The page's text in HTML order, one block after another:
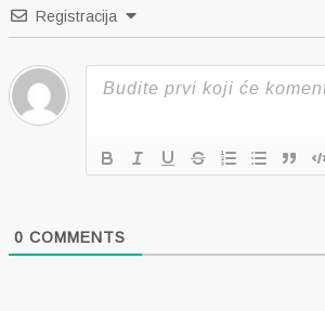
Registracija
0 COMMENTS